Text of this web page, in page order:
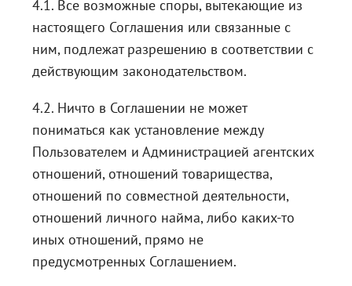
4.1. Все возможные споры, вытекающие из
настоящего Соглашения или связанные с
ним, подлежат разрешению в соответствии с
действующим законодательством.
4.2. Ничто в Соглашении не может
пониматься как установление между
Пользователем и Администрацией агентских
отношений, отношений товарищества,
отношений по совместной деятельности,
отношений личного найма, либо каких-то
иных отношений, прямо не
предусмотренных Соглашением.